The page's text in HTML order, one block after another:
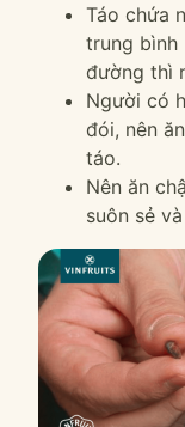
Táo chứa
trung bình
đường thì
Người có
đói, nên
táo.
Nên ăn
suôn sẻ